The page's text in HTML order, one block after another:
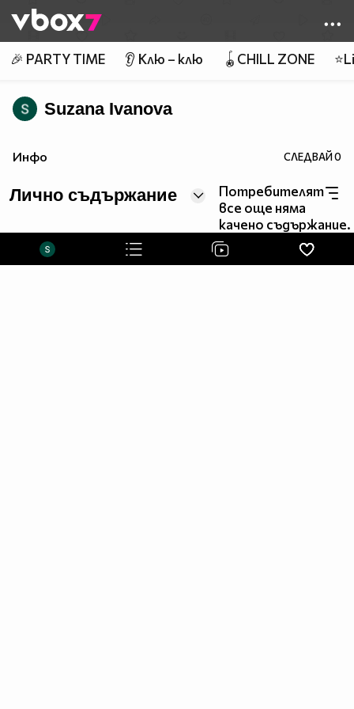
👾
🎉 PARTY TIME 👂 Клю – клю 🪀CHILL ZONE
Suzana Ivanova
Инфо СЛЕДВАЙ0
Лично съдържание
Потребителят
все още няма
качено съдържание.